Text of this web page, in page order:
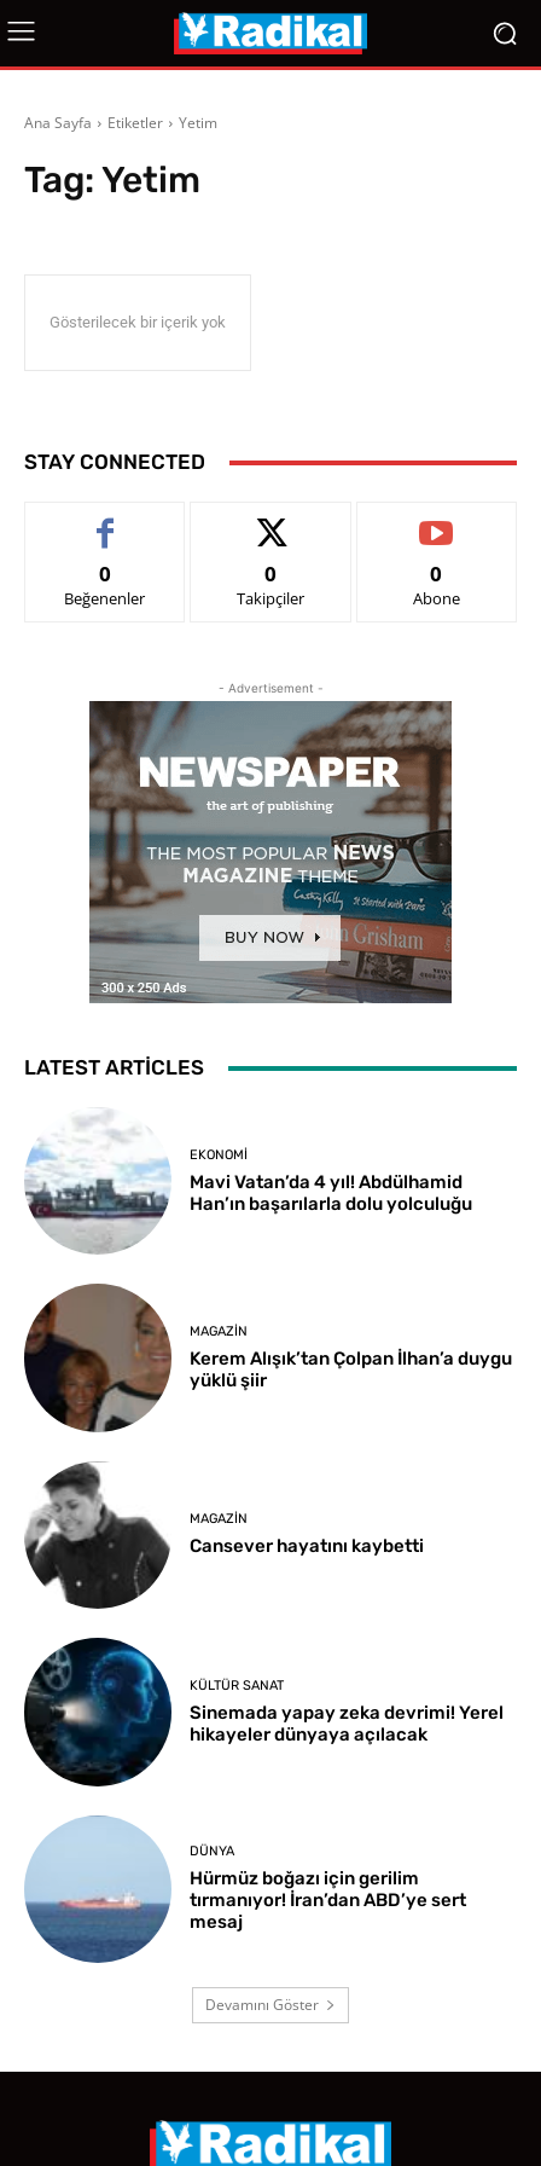
Ana Sayfa Etiketler Yetim
Tag:Yetim
Gösterilecek bir içerik yok
STAY CONNECTED
0
Beğenenler
0
Takipçiler
0
Abone
- Advertisement -
LATEST ARTICLES
EKONOMI
Mavi Vatan’da 4 yıl! Abdülhamid
Han’ın başarılarla dolu yolculuğu
MAGAZIN
Kerem Alışık’tan Çolpan İlhan’a duygu
yüklü şiir
MAGAZIN
Cansever hayatını kaybetti
KÜLTÜR SANAT
Sinemada yapay zeka devrimi! Yerel
hikayeler dünyaya açılacak
DÜNYA
Hürmüz boğazı için gerilim
tırmanıyor! İran’dan ABD’ye sert
mesaj
Devamını Göster